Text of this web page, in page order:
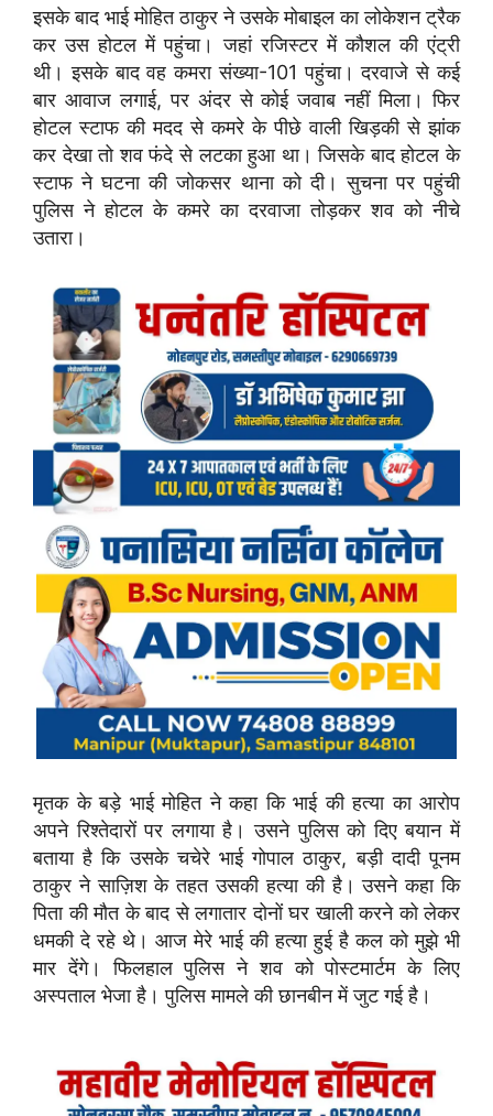
इसके बाद भाई मोहित ठाकुर ने उसके मोबाइल का लोकेशन ट्रैक
कर उस होटल में पहुंचा। जहां रजिस्टर में कौशल की एंट्री
थी। इसके बाद वह कमरा संख्या-101 पहुंचा। दरवाजे से कई
बार आवाज लगाई, पर अंदर से कोई जवाब नहीं मिला। फिर
होटल स्टाफ की मदद से कमरे के पीछे वाली खिड़की से झांक
कर देखा तो शव फंदे से लटका हुआ था। जिसके बाद होटल के
स्टाफ ने घटना की जोकसर थाना को दी। सुचना पर पहुंची
पुलिस ने होटल के कमरे का दरवाजा तोड़कर शव को नीचे
उतारा।
मृतक के बड़े भाई मोहित ने कहा कि भाई की हत्या का आरोप
अपने रिश्तेदारों पर लगाया है। उसने पुलिस को दिए बयान में
बताया है कि उसके चचेरे भाई गोपाल ठाकुर, बड़ी दादी पूनम
ठाकुर ने साज़िश के तहत उसकी हत्या की है। उसने कहा कि
पिता की मौत के बाद से लगातार दोनों घर खाली करने को लेकर
धमकी दे रहे थे। आज मेरे भाई की हत्या हुई है कल को मुझे भी
मार देंगे। फिलहाल पुलिस ने शव को पोस्टमार्टम के लिए
अस्पताल भेजा है। पुलिस मामले की छानबीन में जुट गई है।